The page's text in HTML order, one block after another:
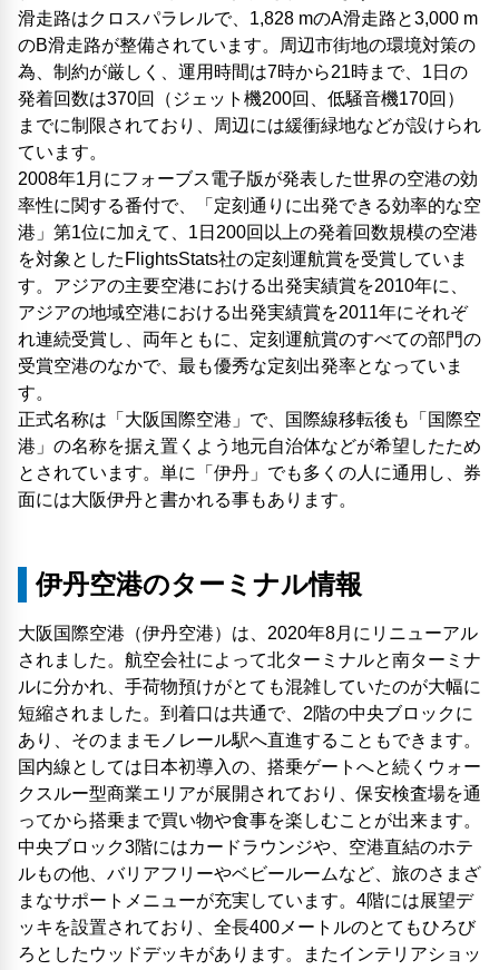
滑走路はクロスパラレルで、1,828 mのA滑走路と3,000 m
のB滑走路が整備されています。周辺市街地の環境対策の
為、制約が厳しく、運用時間は7時から21時まで、1日の
発着回数は370回（ジェット機200回、低騒音機170回）
までに制限されており、周辺には緩衝緑地などが設けられ
ています。
2008年1月にフォーブス電子版が発表した世界の空港の効
率性に関する番付で、「定刻通りに出発できる効率的な空
港」第1位に加えて、1日200回以上の発着回数規模の空港
を対象としたFlightsStats社の定刻運航賞を受賞していま
す。アジアの主要空港における出発実績賞を2010年に、
アジアの地域空港における出発実績賞を2011年にそれぞ
れ連続受賞し、両年ともに、定刻運航賞のすべての部門の
受賞空港のなかで、最も優秀な定刻出発率となっていま
す。
正式名称は「大阪国際空港」で、国際線移転後も「国際空
港」の名称を据え置くよう地元自治体などが希望したため
とされています。単に「伊丹」でも多くの人に通用し、券
面には大阪伊丹と書かれる事もあります。
伊丹空港のターミナル情報
大阪国際空港（伊丹空港）は、2020年8月にリニューアル
されました。航空会社によって北ターミナルと南ターミナ
ルに分かれ、手荷物預けがとても混雑していたのが大幅に
短縮されました。到着口は共通で、2階の中央ブロックに
あり、そのままモノレール駅へ直進することもできます。
国内線としては日本初導入の、搭乗ゲートへと続くウォー
クスルー型商業エリアが展開されており、保安検査場を通
ってから搭乗まで買い物や食事を楽しむことが出来ます。
中央ブロック3階にはカードラウンジや、空港直結のホテ
ルもの他、バリアフリーやベビールームなど、旅のさまざ
まなサポートメニューが充実しています。4階には展望デ
ッキを設置されており、全長400メートルのとてもひろび
ろとしたウッドデッキがあります。またインテリアショッ